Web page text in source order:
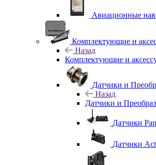
Авиационные
Комплектующие и
Назад
Комплектующие и
Датчики и
Назад
Датчики и
Датчики
Датчики